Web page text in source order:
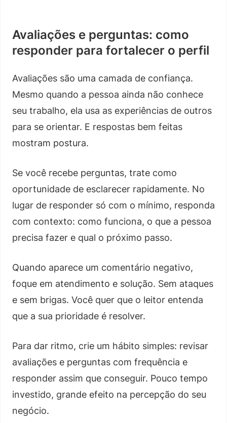
Avaliações e perguntas: como
responder para fortalecer o perfil
Avaliações são uma camada de confiança.
Mesmo quando a pessoa ainda não conhece
seu trabalho, ela usa as experiências de outros
para se orientar. E respostas bem feitas
mostram postura.
Se você recebe perguntas, trate como
oportunidade de esclarecer rapidamente. No
lugar de responder só com o mínimo, responda
com contexto: como funciona, o que a pessoa
precisa fazer e qual o próximo passo.
Quando aparece um comentário negativo,
foque em atendimento e solução. Sem ataques
e sem brigas. Você quer que o leitor entenda
que a sua prioridade é resolver.
Para dar ritmo, crie um hábito simples: revisar
avaliações e perguntas com frequência e
responder assim que conseguir. Pouco tempo
investido, grande efeito na percepção do seu
negócio.